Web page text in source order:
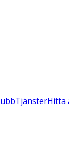
TjänsterHitta